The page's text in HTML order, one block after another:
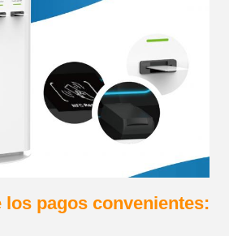
los pagos convenientes: